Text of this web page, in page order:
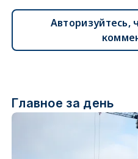
Авторизуйтесь,
Главное за день